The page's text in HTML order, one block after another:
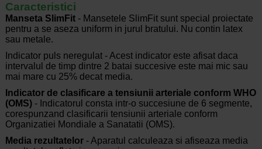
Caracteristici
Manseta SlimFit - Mansetele SlimFit sunt special proiectate
pentru a se aseza uniform in jurul bratului. Nu contin latex
sau metale.
Indicator puls neregulat - Acest indicator este afisat daca
intervalul de timp dintre 2 batai succesive este mai mic sau
mai mare cu 25% decat media.
Indicator de clasificare a tensiunii arteriale conform WHO
(OMS)- Indicatorul consta intr-o succesiune de 6 segmente,
corespunzand clasificarii tensiunii arteriale conform
Organizatiei Mondiale a Sanatatii (OMS).
Media rezultatelor- Aparatul calculeaza si afiseaza media